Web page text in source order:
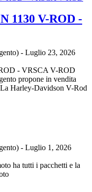
1130 V-ROD -
- Luglio 23, 2026
- VRSCA V-ROD
propone in vendita
Harley-Davidson V-Rod
- Luglio 1, 2026
ha tutti i pacchetti e la